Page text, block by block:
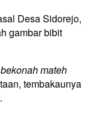
Desa Sidorejo,
gambar bibit
mateh
tembakaunya